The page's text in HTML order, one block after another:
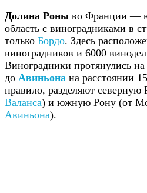
Долина Роны во Франции —
область с виноградниками в
только Бордо. Здесь
виноградников и 6000
Виноградники протянулись на
до Авиньона на расстоянии
правило, разделяют северную
Валанса) и южную Рону (от
Авиньона).